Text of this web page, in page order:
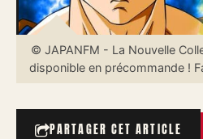
© JAPANFM - La Nouvelle
disponible en précommande !
PARTAGER CET ARTICLE